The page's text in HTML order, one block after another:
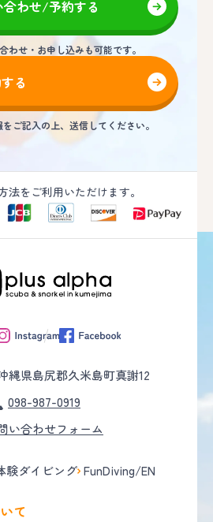
合わせ/予約する
わせ・お申し込みも可能です。
る
ご記入の上、送信してください。
法をご利用いただけます。
縄県島尻郡久米島町真謝12
098-987-0919
い合わせフォーム
験ダイビング FunDiving/EN
て